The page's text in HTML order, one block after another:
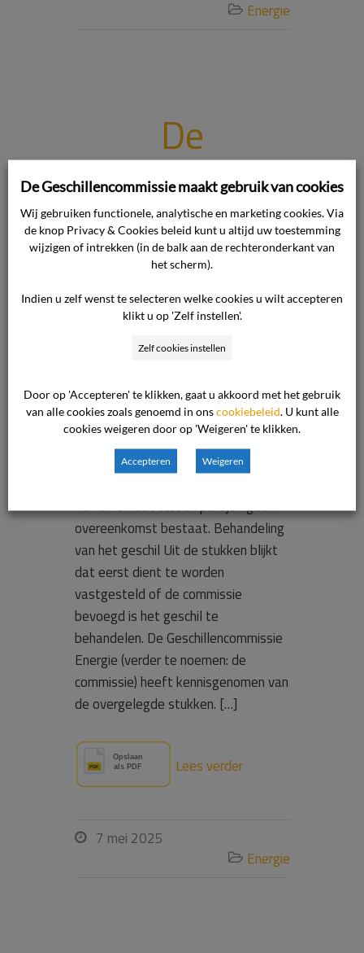
 Energie
De
overeenkoms
t geeft geen
blijk van de
bevoegdheid
van de
commissie
Samenvatting De commissie is niet
nemen omdat tussen partijen geen
overeenkomst bestaat. Behandeling
van het geschil Uit de stukken blijkt
dat eerst dient te worden
vastgesteld of de commissie
bevoegd is het geschil te
behandelen. De Geschillencommissie
Energie (verder te noemen: de
commissie) heeft kennisgenomen van
de overgelegde stukken. […]
Lees verder
 7 mei 2025
 Energie
De Geschillencommissie maakt gebruik van cookies
Wij gebruiken functionele, analytische en marketing cookies. Via
de knop Privacy & Cookies beleid kunt u altijd uw toestemming
wijzigen of intrekken (in de balk aan de rechteronderkant van
het scherm).
Indien u zelf wenst te selecteren welke cookies u wilt accepteren
klikt u op 'Zelf instellen'.
Zelf cookies instellen
Door op 'Accepteren' te klikken, gaat u akkoord met het gebruik
van alle cookies zoals genoemd in onscookiebeleid. U kunt alle
cookies weigeren door op 'Weigeren' te klikken.
Accepteren Weigeren